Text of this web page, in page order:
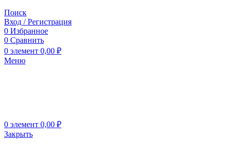
Поиск
Вход / Регистрация
0 Избранное
0 Сравнить
0 элемент 0,00 ₽
Меню
0 элемент 0,00 ₽
Закрыть